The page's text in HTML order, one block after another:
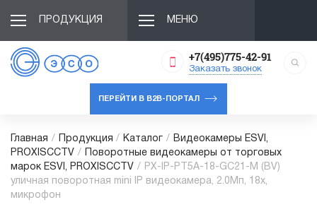
ПРОДУКЦИЯ МЕНЮ
+7(495)775-42-91
Заказать звонок
ПЕРЕЙТИ В B2B-ПОРТАЛ
Главная / Продукция / Каталог /
Видеокамеры ESVI,
PROXISCCTV /
Поворотные видеокамеры от торговых
марок ESVI, PROXISCCTV /
PX-IP-PT5A-18-GC21-M (BV)
уличная поворотная mini IP видеокамера, 2.0Мп, 18x,
микрофон